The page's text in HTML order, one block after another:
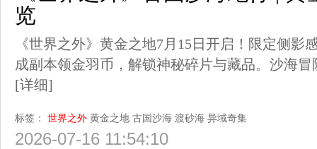
览
《世界之外》黄金之地7月15日开启！限定侧影
成副本领金羽币，解锁神秘碎片与藏品。沙海
[详细]
标签： 世界之外 黄金之地 古国沙海 渡砂海 异域奇集
2026-07-16 11:54:10